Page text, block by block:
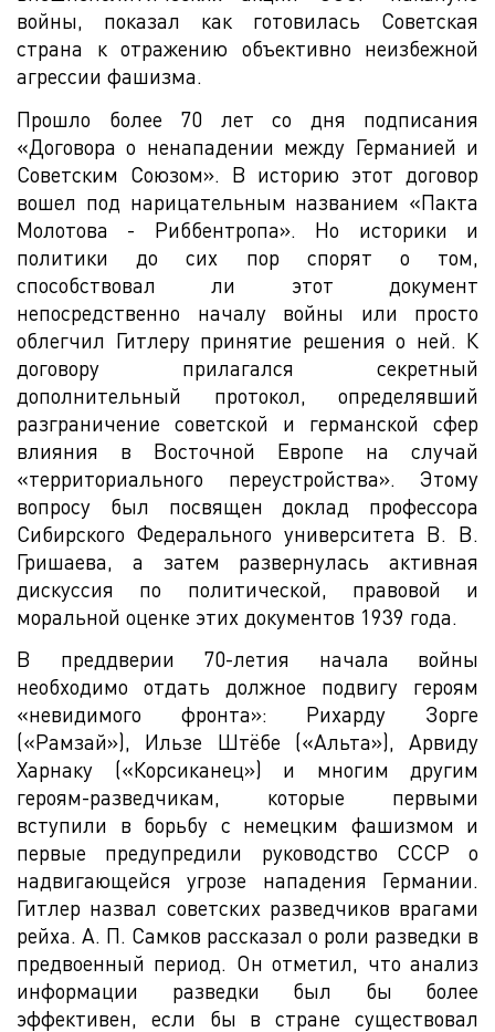
войны, показал как готовилась Советская
страна к отражению объективно неизбежной
агрессии фашизма.
Прошло более 70 лет со дня подписания
«Договора о ненападении между Германией и
Советским Союзом». В историю этот договор
вошел под нарицательным названием «Пакта
Молотова - Риббентропа». Но историки и
политики до сих пор спорят о том,
способствовал ли этот документ
непосредственно началу войны или просто
облегчил Гитлеру принятие решения о ней. К
договору прилагался секретный
дополнительный протокол, определявший
разграничение советской и германской сфер
влияния в Восточной Европе на случай
«территориального переустройства». Этому
вопросу был посвящен доклад профессора
Сибирского Федерального университета В. В.
Гришаева, а затем развернулась активная
дискуссия по политической, правовой и
моральной оценке этих документов 1939 года.
В преддверии 70-летия начала войны
необходимо отдать должное подвигу героям
«невидимого фронта»: Рихарду Зорге
(«Рамзай»), Ильзе Штёбе («Альта»), Арвиду
Харнаку («Корсиканец») и многим другим
героям-разведчикам, которые первыми
вступили в борьбу с немецким фашизмом и
первые предупредили руководство СССР о
надвигающейся угрозе нападения Германии.
Гитлер назвал советских разведчиков врагами
рейха. А. П. Самков рассказал о роли разведки в
предвоенный период. Он отметил, что анализ
информации разведки был бы более
эффективен, если бы в стране существовал